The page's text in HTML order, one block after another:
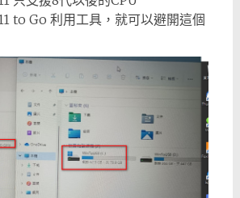
to Go 利用工具，就可以避開這個